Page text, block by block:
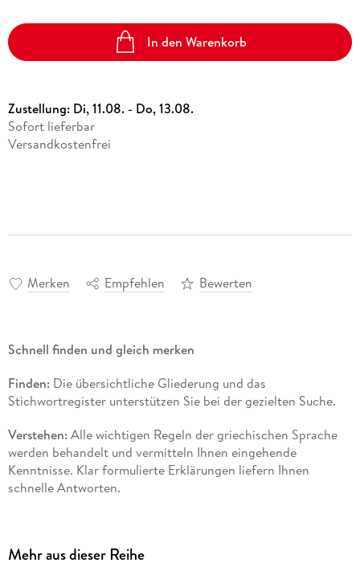
In den Warenkorb
Zustellung: Di, 11.08. - Do, 13.08.
Sofort lieferbar
Versandkostenfrei
Merken Empfehlen Bewerten
Schnell finden und gleich merken
Finden: Die übersichtliche Gliederung und das
Stichwortregister unterstützen Sie bei der gezielten Suche.
Verstehen:Alle wichtigen Regeln der griechischen Sprache
werden behandelt und vermitteln Ihnen eingehende
Kenntnisse. Klar formulierte Erklärungen liefern Ihnen
schnelle Antworten.
Mehr aus dieser Reihe